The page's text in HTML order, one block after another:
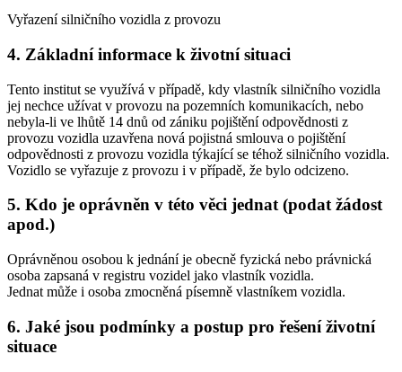
Vyřazení silničního vozidla z provozu
4. Základní informace k životní situaci
Tento institut se využívá v případě, kdy vlastník silničního vozidla
jej nechce užívat v provozu na pozemních komunikacích, nebo
nebyla-li ve lhůtě 14 dnů od zániku pojištění odpovědnosti z
provozu vozidla uzavřena nová pojistná smlouva o pojištění
odpovědnosti z provozu vozidla týkající se téhož silničního vozidla.
Vozidlo se vyřazuje z provozu i v případě, že bylo odcizeno.
5. Kdo je oprávněn v této věci jednat (podat žádost
apod.)
Oprávněnou osobou k jednání je obecně fyzická nebo právnická
osoba zapsaná v registru vozidel jako vlastník vozidla.
Jednat může i osoba zmocněná písemně vlastníkem vozidla.
6. Jaké jsou podmínky a postup pro řešení životní
situace